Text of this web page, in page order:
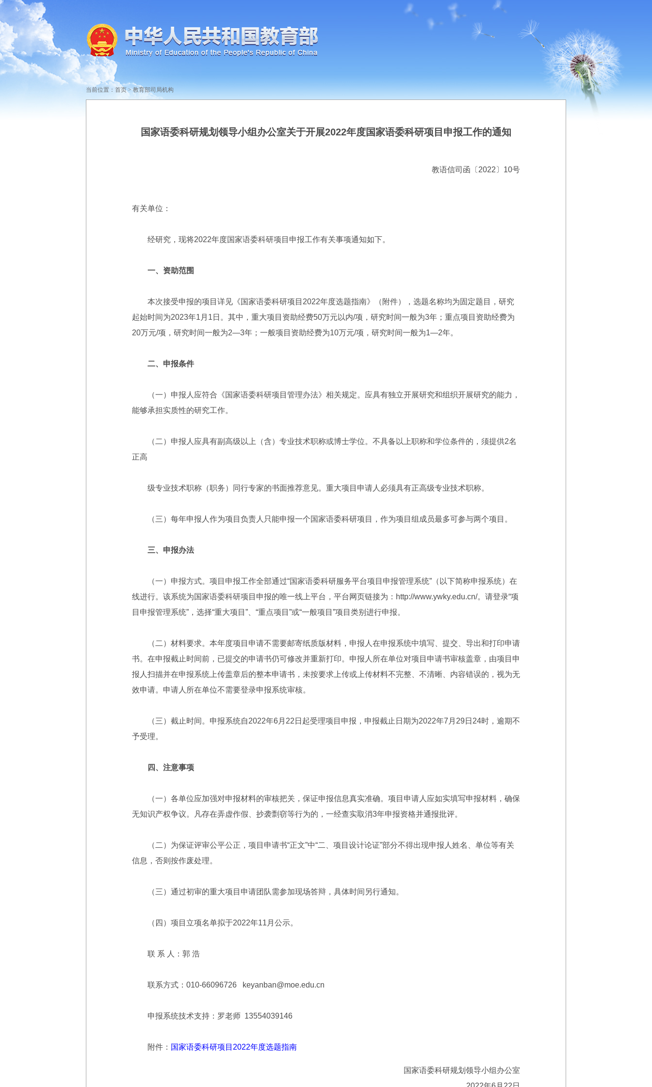
当前位置： 首页>教育部司局机构
国家语委科研规划领导小组办公室关于开展2022年度国家语委科研项目申报工作的通知
教语信司函〔2022〕10号
有关单位：
经研究，现将2022年度国家语委科研项目申报工作有关事项通知如下。
一、资助范围
本次接受申报的项目详见《国家语委科研项目2022年度选题指南》（附件），选题名称均为固定题目，研究
起始时间为2023年1月1日。其中，重大项目资助经费50万元以内/项，研究时间一般为3年；重点项目资助经费为
20万元/项，研究时间一般为2—3年；一般项目资助经费为10万元/项，研究时间一般为1—2年。
二、申报条件
（一）申报人应符合《国家语委科研项目管理办法》相关规定。应具有独立开展研究和组织开展研究的能力，
能够承担实质性的研究工作。
（二）申报人应具有副高级以上（含）专业技术职称或博士学位。不具备以上职称和学位条件的，须提供2名
正高
级专业技术职称（职务）同行专家的书面推荐意见。重大项目申请人必须具有正高级专业技术职称。
（三）每年申报人作为项目负责人只能申报一个国家语委科研项目，作为项目组成员最多可参与两个项目。
三、申报办法
（一）申报方式。项目申报工作全部通过“国家语委科研服务平台项目申报管理系统”（以下简称申报系统）在
线进行。该系统为国家语委科研项目申报的唯一线上平台，平台网页链接为：http://www.ywky.edu.cn/。请登录“项
目申报管理系统”，选择“重大项目”、“重点项目”或“一般项目”项目类别进行申报。
（二）材料要求。本年度项目申请不需要邮寄纸质版材料，申报人在申报系统中填写、提交、导出和打印申请
书。在申报截止时间前，已提交的申请书仍可修改并重新打印。申报人所在单位对项目申请书审核盖章，由项目申
报人扫描并在申报系统上传盖章后的整本申请书，未按要求上传或上传材料不完整、不清晰、内容错误的，视为无
效申请。申请人所在单位不需要登录申报系统审核。
（三）截止时间。申报系统自2022年6月22日起受理项目申报，申报截止日期为2022年7月29日24时，逾期不
予受理。
四、注意事项
（一）各单位应加强对申报材料的审核把关，保证申报信息真实准确。项目申请人应如实填写申报材料，确保
无知识产权争议。凡存在弄虚作假、抄袭剽窃等行为的，一经查实取消3年申报资格并通报批评。
（二）为保证评审公平公正，项目申请书“正文”中“二、项目设计论证”部分不得出现申报人姓名、单位等有关
信息，否则按作废处理。
（三）通过初审的重大项目申请团队需参加现场答辩，具体时间另行通知。
（四）项目立项名单拟于2022年11月公示。
联 系 人：郭 浩
联系方式：010-66096726 keyanban@moe.edu.cn
申报系统技术支持：罗老师 13554039146
附件： 国家语委科研项目2022年度选题指南
国家语委科研规划领导小组办公室